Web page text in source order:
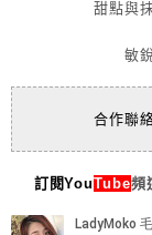
甜點與
敏
合作聯
訂閱YouTube頻